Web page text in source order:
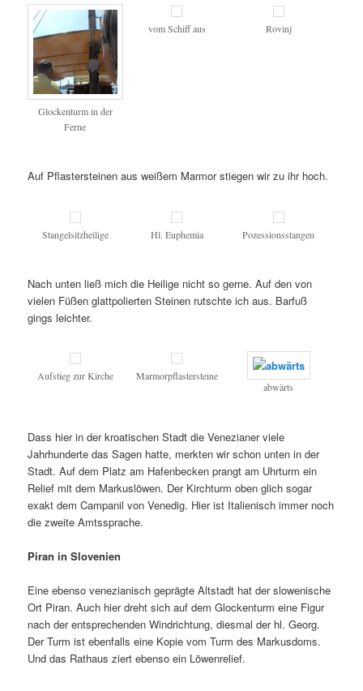
Glockenturm in der
Ferne
vom Schiff aus Rovinj
Auf Pflastersteinen aus weißem Marmor stiegen wir zu ihr hoch.
Stangelsitzheilige Hl. Euphemia Pozessionsstangen
Nach unten ließ mich die Heilige nicht so gerne. Auf den von
vielen Füßen glattpolierten Steinen rutschte ich aus. Barfuß
gings leichter.
Aufstieg zur Kirche
Marmorpflastersteine
abwärts
Dass hier in der kroatischen Stadt die Venezianer viele
Jahrhunderte das Sagen hatte, merkten wir schon unten in der
Stadt. Auf dem Platz am Hafenbecken prangt am Uhrturm ein
Relief mit dem Markuslöwen. Der Kirchturm oben glich sogar
exakt dem Campanil von Venedig. Hier ist Italienisch immer noch
die zweite Amtssprache.
Piran in Slovenien
Eine ebenso venezianisch geprägte Altstadt hat der slowenische
Ort Piran. Auch hier dreht sich auf dem Glockenturm eine Figur
nach der entsprechenden Windrichtung, diesmal der hl. Georg.
Der Turm ist ebenfalls eine Kopie vom Turm des Markusdoms.
Und das Rathaus ziert ebenso ein Löwenrelief.